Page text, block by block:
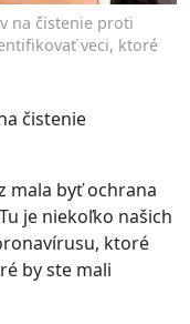
na čistenie proti
veci, ktoré
čistenie
mala byť ochrana
je niekoľko našich
ktoré
by ste mali